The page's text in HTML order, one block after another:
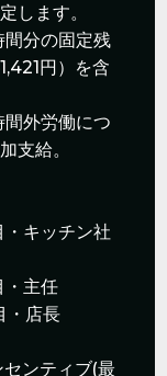
します。
分の固定残
円）を含
外労働につ
支給。
キッチン社
・主任
・店長
ンティブ(最